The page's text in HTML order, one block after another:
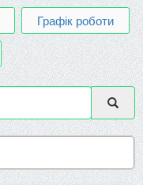
Графік роботи